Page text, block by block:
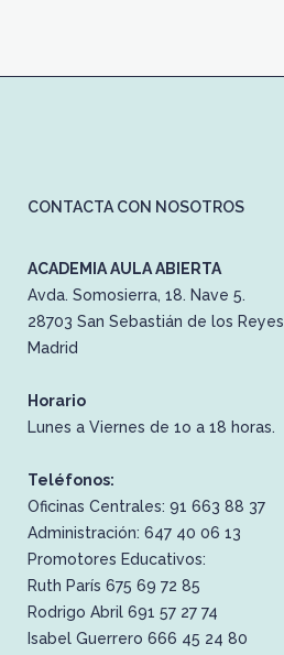
CONTACTA CON NOSOTROS
ACADEMIA AULA ABIERTA
Avda. Somosierra, 18. Nave 5.
28703 San Sebastián de los Reyes
Madrid
Horario
Lunes a Viernes de 1o a 18 horas.
Teléfonos:
Oficinas Centrales: 91 663 88 37
Administración: 647 40 06 13
Promotores Educativos:
Ruth París 675 69 72 85
Rodrigo Abril 691 57 27 74
Isabel Guerrero 666 45 24 80